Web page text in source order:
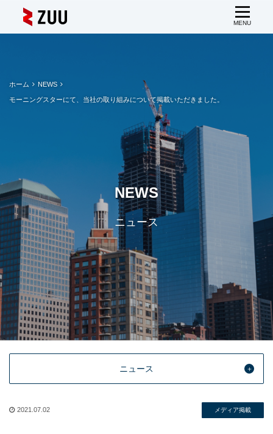
ホーム NEWS
モーニングスターにて、当社の取り組みについて掲載いただきました。
NEWS
ニュース
ニュース
2021.07.02 メディア掲載